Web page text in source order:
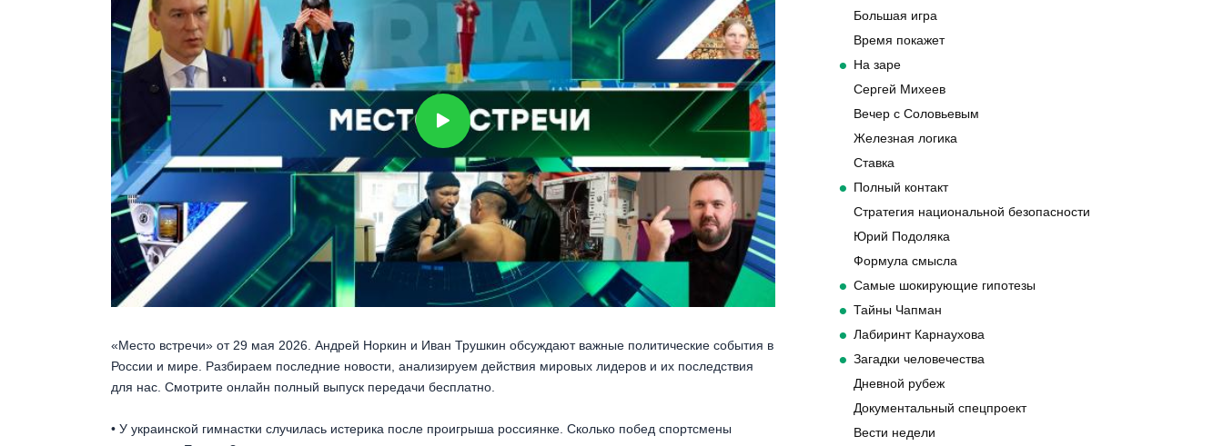
«Место встречи» от 29 мая 2026. Андрей Норкин и Иван Трушкин обсуждают важные политические события в
России и мире. Разбираем последние новости, анализируем действия мировых лидеров и их последствия
для нас. Смотрите онлайн полный выпуск передачи бесплатно.
• У украинской гимнастки случилась истерика после проигрыша россиянке. Сколько побед спортсмены
Большая игра
Время покажет
На заре
Сергей Михеев
Вечер с Соловьевым
Железная логика
Ставка
Полный контакт
Стратегия национальной безопасности
Юрий Подоляка
Формула смысла
Самые шокирующие гипотезы
Тайны Чапман
Лабиринт Карнаухова
Загадки человечества
Дневной рубеж
Документальный спецпроект
Вести недели